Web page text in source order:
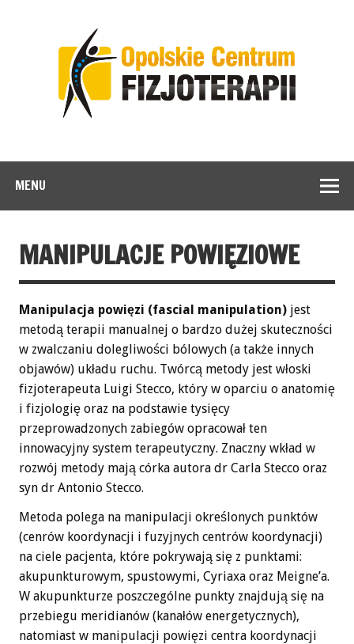
MENU
MANIPULACJE POWIĘZIOWE
Manipulacja powięzi (fascial manipulation) jest
metodą terapii manualnej o bardzo dużej skuteczności
w zwalczaniu dolegliwości bólowych (a także innych
objawów) układu ruchu. Twórcą metody jest włoski
fizjoterapeuta Luigi Stecco, który w oparciu o anatomię
i fizjologię oraz na podstawie tysięcy
przeprowadzonych zabiegów opracował ten
innowacyjny system terapeutyczny. Znaczny wkład w
rozwój metody mają córka autora dr Carla Stecco oraz
syn dr Antonio Stecco.
Metoda polega na manipulacji określonych punktów
(cenrów koordynacji i fuzyjnych centrów koordynacji)
na ciele pacjenta, które pokrywają się z punktami:
akupunkturowym, spustowymi, Cyriaxa oraz Meigne’a.
W akupunkturze poszczególne punkty znajdują się na
przebiegu meridianów (kanałów energetycznych),
natomiast w manipulacji powięzi centra koordynacji